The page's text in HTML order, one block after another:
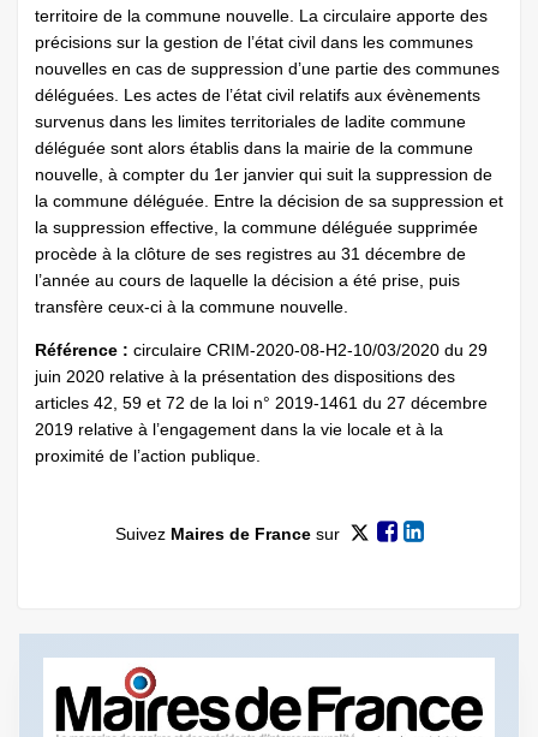
territoire de la commune nouvelle. La circulaire apporte des
précisions sur la gestion de l’état civil dans les communes
nouvelles en cas de suppression d’une partie des communes
déléguées. Les actes de l’état civil relatifs aux évènements
survenus dans les limites territoriales de ladite commune
déléguée sont alors établis dans la mairie de la commune
nouvelle, à compter du 1er janvier qui suit la suppression de
la commune déléguée. Entre la décision de sa suppression et
la suppression effective, la commune déléguée supprimée
procède à la clôture de ses registres au 31 décembre de
l’année au cours de laquelle la décision a été prise, puis
transfère ceux-ci à la commune nouvelle.
Référence : circulaire CRIM-2020-08-H2-10/03/2020 du 29
juin 2020 relative à la présentation des dispositions des
articles 42, 59 et 72 de la loi n° 2019-1461 du 27 décembre
2019 relative à l’engagement dans la vie locale et à la
proximité de l’action publique.
Suivez Maires de Francesur